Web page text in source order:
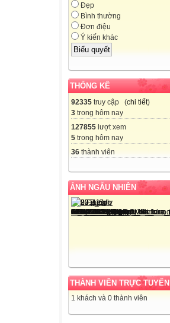
Đẹp
Bình thường
Đơn điệu
Ý kiến khác
THỐNG KÊ
92335 truy cập (chi tiết)
3 trong hôm nay
127855 lượt xem
5 trong hôm nay
36 thành viên
ẢNH NGẪU NHIÊN
THÀNH VIÊN TRỰC TUYẾN
1 khách và 0 thành viên